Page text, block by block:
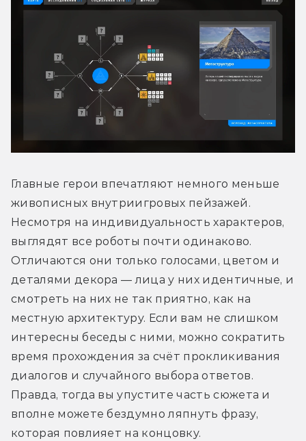
Главные герои впечатляют немного меньше
живописных внутриигровых пейзажей.
Несмотря на индивидуальность характеров,
выглядят все роботы почти одинаково.
Отличаются они только голосами, цветом и
деталями декора — лица у них идентичные, и
смотреть на них не так приятно, как на
местную архитектуру. Если вам не слишком
интересны беседы с ними, можно сократить
время прохождения за счёт прокликивания
диалогов и случайного выбора ответов.
Правда, тогда вы упустите часть сюжета и
вполне можете бездумно ляпнуть фразу,
которая повлияет на концовку.